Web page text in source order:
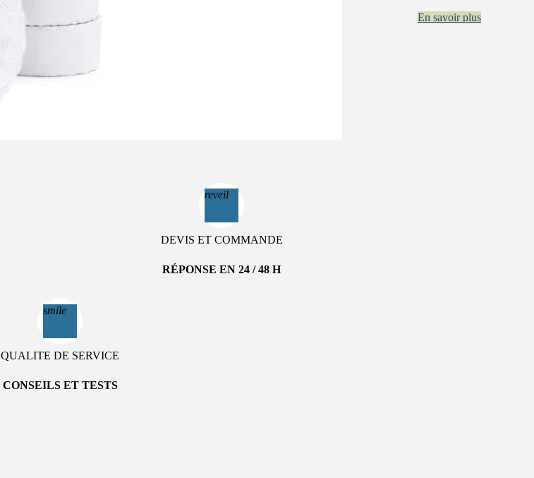
En savoir plus
reveil
DEVIS ET COMMANDE
RÉPONSE EN 24 / 48 H
smile
QUALITE DE SERVICE
CONSEILS ET TESTS